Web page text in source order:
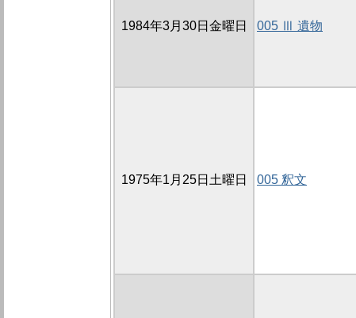
1984年3月30日金曜日 005 Ⅲ 遺物
1975年1月25日土曜日 005 釈文